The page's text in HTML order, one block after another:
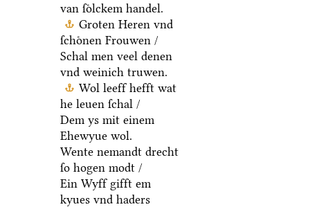
van ſoͤlckem handel.
Groten Heren vnd
ſchoͤnen Frouwen /
Schal men veel denen
vnd weinich truwen.
Wol leeff hefft wat
he leuen ſchal /
Dem ys mit einem
Ehewyue wol.
Wente nemandt drecht
ſo hogen modt /
Ein Wyff gifft em
kyues vnd haders